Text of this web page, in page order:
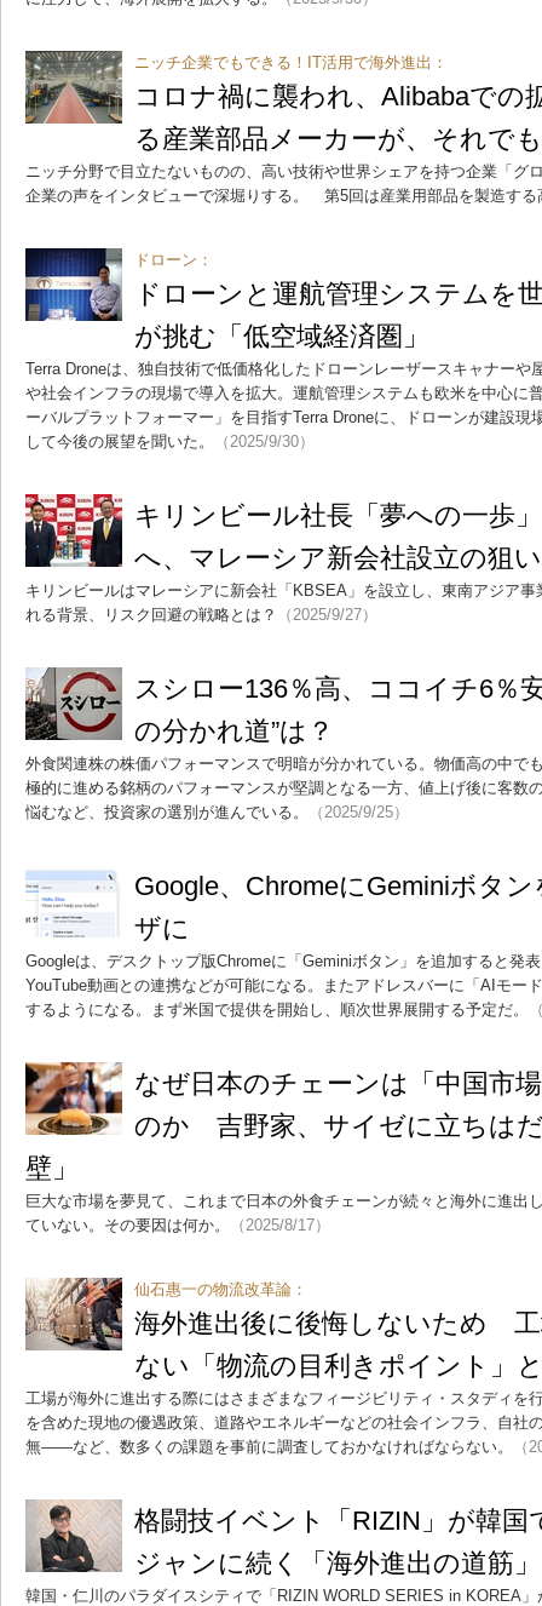
ニッチ企業でもできる！IT活用で海外進出：
コロナ禍に襲われ、Alibabaで
る産業部品メーカーが、それで
ニッチ分野で目立たないものの、高い技術や世界シェアを持つ企業「グ
企業の声をインタビューで深堀りする。 第5回は産業用部品を製造する
ドローン：
ドローンと運航管理システムを
が挑む「低空域経済圏」
Terra Droneは、独自技術で低価格化したドローンレーザースキャナーや
や社会インフラの現場で導入を拡大。運航管理システムも欧米を中心に
ーバルプラットフォーマー」を目指すTerra Droneに、ドローンが建設現
して今後の展望を聞いた。
（2025/9/30）
キリンビール社長「夢への一歩
へ、マレーシア新会社設立の狙
キリンビールはマレーシアに新会社「KBSEA」を設立し、東南アジア
れる背景、リスク回避の戦略とは？
（2025/9/27）
スシロー136％高、ココイチ6％
の分かれ道”は？
外食関連株の株価パフォーマンスで明暗が分かれている。物価高の中で
極的に進める銘柄のパフォーマンスが堅調となる一方、値上げ後に客数
悩むなど、投資家の選別が進んでいる。
（2025/9/25）
Google、ChromeにGeminiボタ
ザに
Googleは、デスクトップ版Chromeに「Geminiボタン」を追加すると発
YouTube動画との連携などが可能になる。またアドレスバーに「AIモー
するようになる。まず米国で提供を開始し、順次世界展開する予定だ。
なぜ日本のチェーンは「中国市
のか 吉野家、サイゼに立ちは
壁」
巨大な市場を夢見て、これまで日本の外食チェーンが続々と海外に進出
ていない。その要因は何か。
（2025/8/17）
仙石惠一の物流改革論：
海外進出後に後悔しないため
ない「物流の目利きポイント」
工場が海外に進出する際にはさまざまなフィージビリティ・スタディを
を含めた現地の優遇政策、道路やエネルギーなどの社会インフラ、自社
無――など、数多くの課題を事前に調査しておかなければならない。
（
格闘技イベント「RIZIN」が韓
ジャンに続く「海外進出の道筋」
韓国・仁川のパラダイスシティで「RIZIN WORLD SERIES in KOREA